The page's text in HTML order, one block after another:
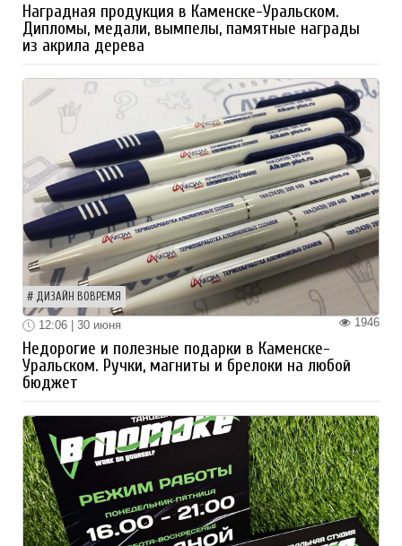
Наградная продукция в Каменске-Уральском.
Дипломы, медали, вымпелы, памятные награды
из акрила дерева
ДИЗАЙН ВОВРЕМЯ
1946
12:06 | 30 июня
Недорогие и полезные подарки в Каменске-
Уральском. Ручки, магниты и брелоки на любой
бюджет